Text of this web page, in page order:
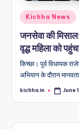
Kichha News
जनसेवा की
वृद्ध महिला को
किच्छा। पूर्व विधायक
अभियान के दौरान
kichha.in June